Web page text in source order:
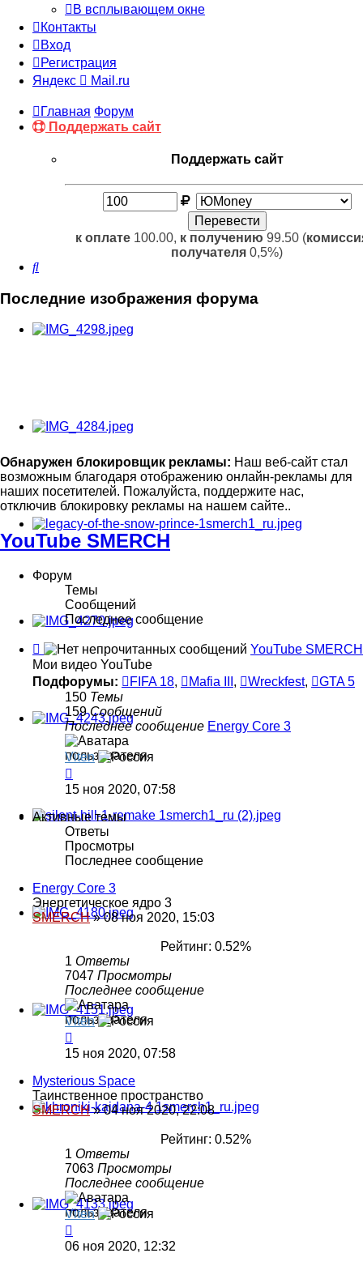
В всплывающем окне
Контакты
Вход
Регистрация
Яндекс
Mail.ru
Главная Форум
Поддержать сайт
Поддержать сайт
к оплате100.00, к получению 99.50 (
получателя 0,5%)
Поиск
Последние изображения форума
Обнаружен блокировщик рекламы: Наш веб-сайт стал
возможным благодаря отображению онлайн-рекламы для
наших посетителей. Пожалуйста, поддержите нас,
отключив блокировку рекламы на нашем сайте..
YouTube SMERCH
Форум
Темы
Сообщений
Последнее сообщение
Канал
-
YouTube
SMERCH
YouTube SMERCH
Мои видео YouTube
Подфорумы:
FIFA 18, Mafia III , Wreckfest,
GTA 5
150 Темы
159Сообщений
Последнее сообщение Energy Core 3
Viten
к
последнему
сообщению
15 ноя 2020, 07:58
Активные темы
Ответы
Просмотры
Последнее сообщение
Energy Core 3
Энергетическое ядро 3
SMERCH»08 ноя 2020, 15:03
Рейтинг: 0.52%
1 Ответы
7047 Просмотры
Последнее сообщение
Viten
15 ноя 2020, 07:58
Mysterious Space
Таинственное пространство
SMERCH»04 ноя 2020, 22:08
Рейтинг: 0.52%
1 Ответы
7063 Просмотры
Последнее сообщение
Viten
06 ноя 2020, 12:32